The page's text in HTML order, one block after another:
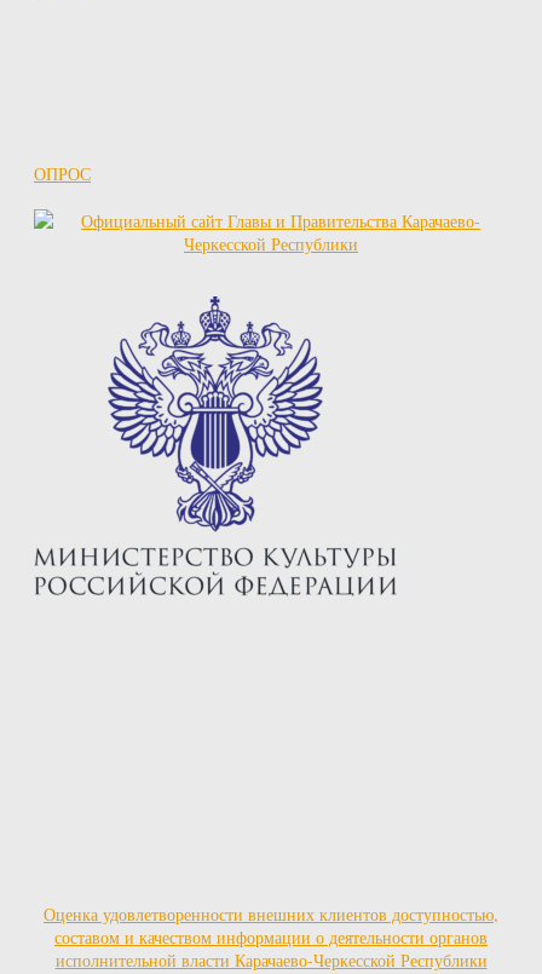
ОПРОС
Оценка удовлетворенности внешних клиентов доступностью,
составом и качеством информации о деятельности органов
исполнительной власти Карачаево-Черкесской Республики